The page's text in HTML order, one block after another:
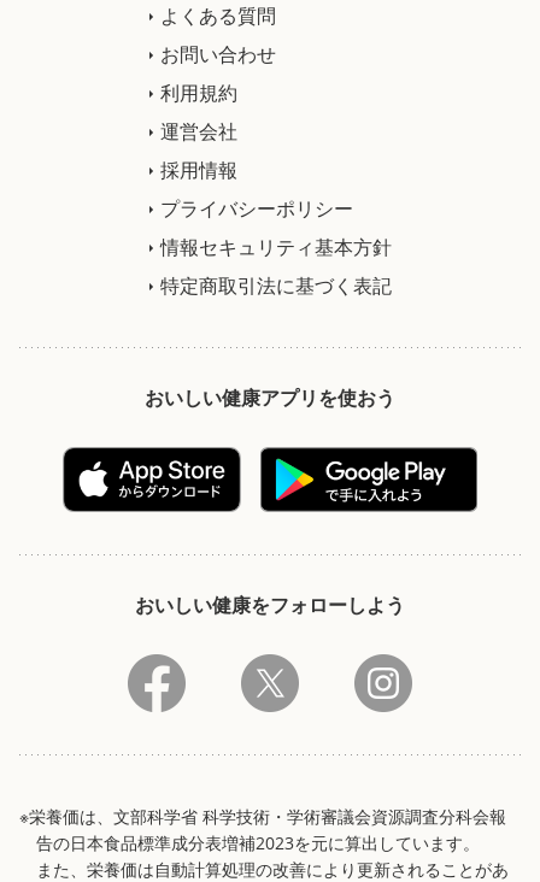
よくある質問
お問い合わせ
利用規約
運営会社
採用情報
プライバシーポリシー
情報セキュリティ基本方針
特定商取引法に基づく表記
おいしい健康アプリを使おう
おいしい健康をフォローしよう
※栄養価は、文部科学省 科学技術・学術審議会資源調査分科会報
告の日本食品標準成分表増補2023を元に算出しています。
また、栄養価は自動計算処理の改善により更新されることがあ